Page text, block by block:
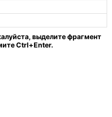
выделите фрагмент
Ctrl+Enter.